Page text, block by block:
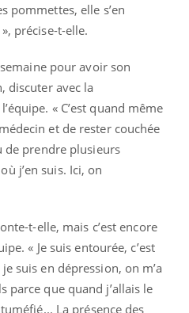
pommettes, elle s’en
précise-t-elle.
pour avoir son
discuter avec la
« C’est quand même
et de rester couchée
prendre plusieurs
j’en suis. Ici, on
t-elle, mais c’est encore
« Je suis entourée, c’est
suis en dépression, on m’a
parce que quand j’allais le
La présence des